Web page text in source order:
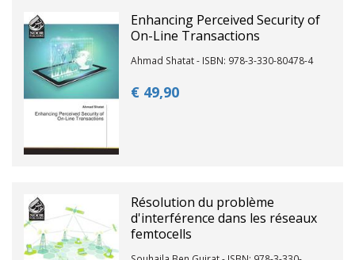
Enhancing Perceived Security of
On-Line Transactions
Ahmad Shatat - ISBN: 978-3-330-80478-4
€ 49,90
Résolution du problème
d'interférence dans les réseaux
femtocells